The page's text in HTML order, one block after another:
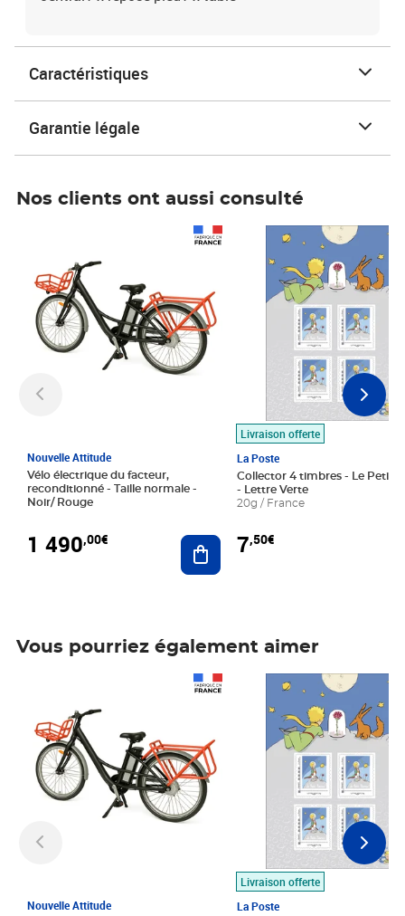
Caractéristiques
Garantie légale
Nos clients ont aussi consulté
Nouvelle Attitude
Vélo électrique du facteur,
reconditionné - Taille normale -
Noir/ Rouge
1 490,00€ Ajouter au panier
Livraison offerte
La Poste
Collector 4 timbres - Le Petit
- Lettre Verte
20g / France
7,50€
Prix 7,50€
Vous pourriez également aimer
Nouvelle Attitude
Livraison offerte
La Poste
Prix 7,50€